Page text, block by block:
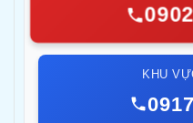
KHU